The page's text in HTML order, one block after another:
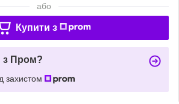
або
Купити з
з Пром?
захистом